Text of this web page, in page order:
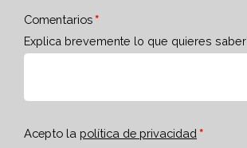
Comentarios
Explica brevemente lo que quieres saber
Acepto la política de privacidad